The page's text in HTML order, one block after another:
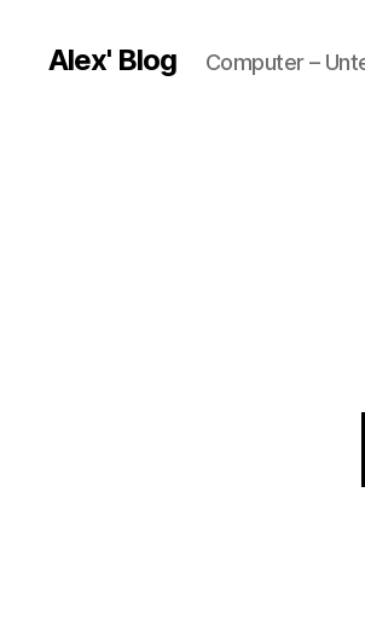
Alex' Blog Computer –